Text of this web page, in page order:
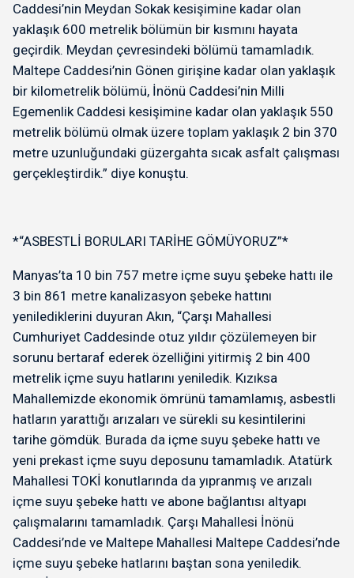
Caddesi’nin Meydan Sokak kesişimine kadar olan
yaklaşık 600 metrelik bölümün bir kısmını hayata
geçirdik. Meydan çevresindeki bölümü tamamladık.
Maltepe Caddesi’nin Gönen girişine kadar olan yaklaşık
bir kilometrelik bölümü, İnönü Caddesi’nin Milli
Egemenlik Caddesi kesişimine kadar olan yaklaşık 550
metrelik bölümü olmak üzere toplam yaklaşık 2 bin 370
metre uzunluğundaki güzergahta sıcak asfalt çalışması
gerçekleştirdik.” diye konuştu.
*“ASBESTLİ BORULARI TARİHE GÖMÜYORUZ”*
Manyas’ta 10 bin 757 metre içme suyu şebeke hattı ile
3 bin 861 metre kanalizasyon şebeke hattını
yenilediklerini duyuran Akın, “Çarşı Mahallesi
Cumhuriyet Caddesinde otuz yıldır çözülemeyen bir
sorunu bertaraf ederek özelliğini yitirmiş 2 bin 400
metrelik içme suyu hatlarını yeniledik. Kızıksa
Mahallemizde ekonomik ömrünü tamamlamış, asbestli
hatların yarattığı arızaları ve sürekli su kesintilerini
tarihe gömdük. Burada da içme suyu şebeke hattı ve
yeni prekast içme suyu deposunu tamamladık. Atatürk
Mahallesi TOKİ konutlarında da yıpranmış ve arızalı
içme suyu şebeke hattı ve abone bağlantısı altyapı
çalışmalarını tamamladık. Çarşı Mahallesi İnönü
Caddesi’nde ve Maltepe Mahallesi Maltepe Caddesi’nde
içme suyu şebeke hatlarını baştan sona yeniledik.